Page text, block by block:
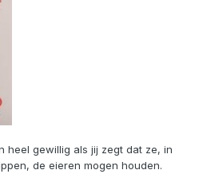
heel gewillig als jij zegt dat ze, in
de eieren mogen houden.